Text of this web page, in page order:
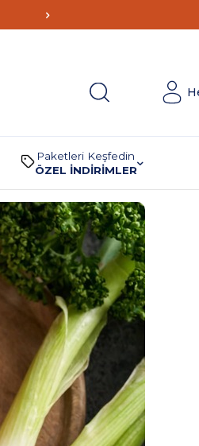
Paketleri Keşfedin
ÖZEL İNDİRİMLER